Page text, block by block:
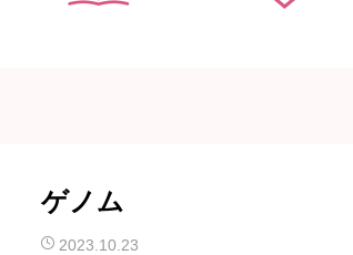
ゲノム
2023.10.23